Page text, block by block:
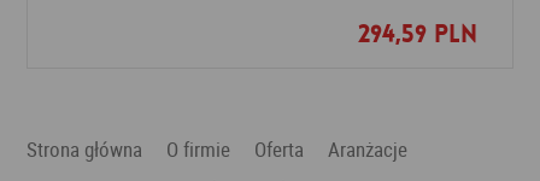
294,59 PLN
Dodaj do ulubionych
Strona główna O firmie Oferta
Aranżacje